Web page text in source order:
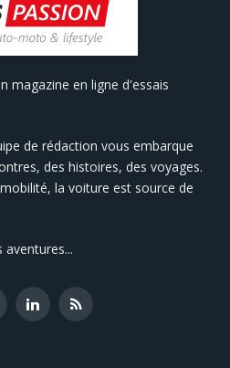
magazine en ligne d'essais
de rédaction vous embarque
des histoires, des voyages.
la voiture est source de
LinkedInRSS